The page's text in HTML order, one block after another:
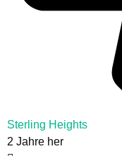
Sterling Heights
2 Jahre her